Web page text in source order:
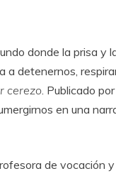
donde la prisa y
a detenernos,
cerezo. Publicado
en una
de vocación